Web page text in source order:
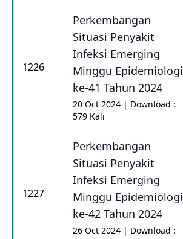
1226
Perkembangan
Situasi Penyakit
Infeksi Emerging
Minggu Epidemiologi
ke-41 Tahun 2024
20 Oct 2024 | Download :
579 Kali
1227
Perkembangan
Situasi Penyakit
Infeksi Emerging
Minggu Epidemiologi
ke-42 Tahun 2024
26 Oct 2024 | Download :